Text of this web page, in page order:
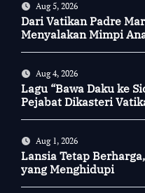
Aug 5, 2026
Dari Vatikan Padre
Menyalakan Mimpi
Aug 4, 2026
Lagu “Bawa Daku ke
Pejabat Dikasteri
Aug 1, 2026
Lansia Tetap
yang Menghidupi